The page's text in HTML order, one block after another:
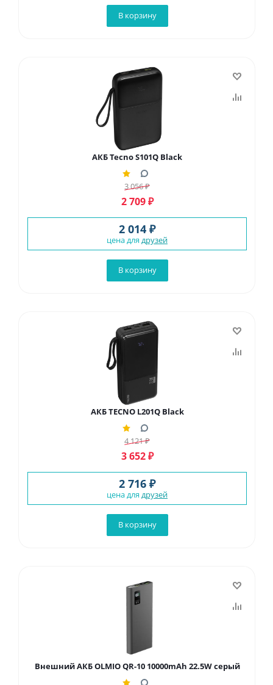
В корзину
АКБ Tecno S101Q Black
3 056₽
2 709₽
2 014 ₽
цена для друзей
В корзину
АКБ TECNO L201Q Black
4 121₽
3 652₽
2 716 ₽
цена для друзей
В корзину
Внешний АКБ OLMIO QR-10 10000mAh 22.5W серый